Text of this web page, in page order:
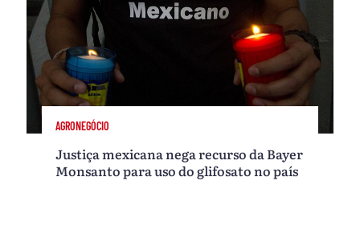
AGRONEGÓCIO
Justiça mexicana nega recurso da Bayer
Monsanto para uso do glifosato no país